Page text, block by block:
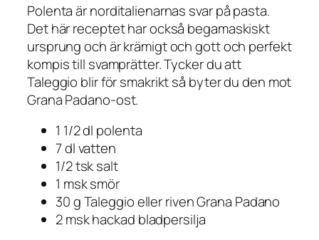
Polenta är norditalienarnas svar på pasta.
Det här receptet har också begamaskiskt
ursprung och är krämigt och gott och perfekt
kompis till svamprätter. Tycker du att
Taleggio blir för smakrikt så byter du den mot
Grana Padano-ost.
1 1/2 dl polenta
7 dl vatten
1/2 tsk salt
1 msk smör
30 g Taleggioellerriven Grana Padano
2 msk hackad bladpersilja